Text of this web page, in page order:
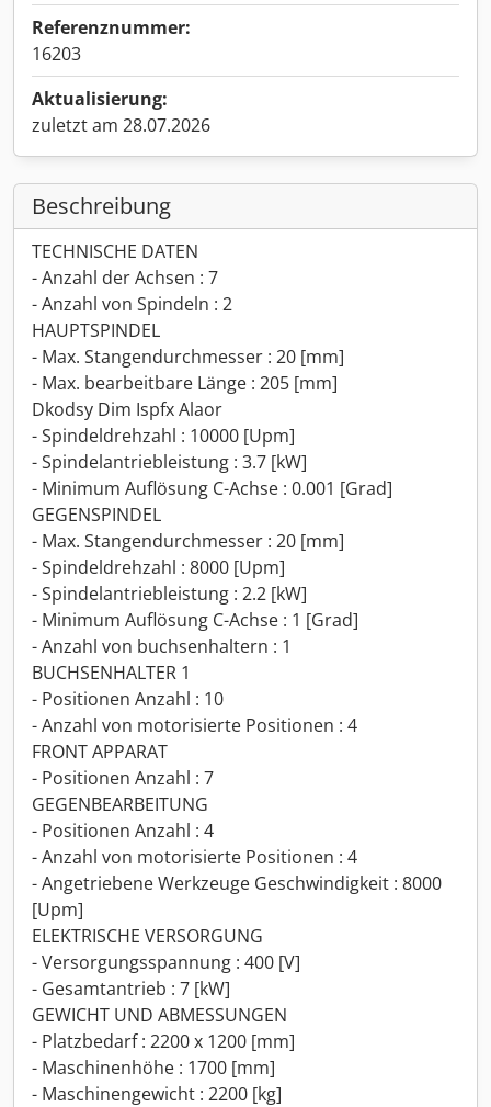
Referenznummer:
16203
Aktualisierung:
zuletzt am 28.07.2026
Beschreibung
TECHNISCHE DATEN
- Anzahl der Achsen : 7
- Anzahl von Spindeln : 2
HAUPTSPINDEL
- Max. Stangendurchmesser : 20 [mm]
- Max. bearbeitbare Länge : 205 [mm]
Dkodsy Dim Ispfx Alaor
- Spindeldrehzahl : 10000 [Upm]
- Spindelantriebleistung : 3.7 [kW]
- Minimum Auflösung C-Achse : 0.001 [Grad]
GEGENSPINDEL
- Max. Stangendurchmesser : 20 [mm]
- Spindeldrehzahl : 8000 [Upm]
- Spindelantriebleistung : 2.2 [kW]
- Minimum Auflösung C-Achse : 1 [Grad]
- Anzahl von buchsenhaltern : 1
BUCHSENHALTER 1
- Positionen Anzahl : 10
- Anzahl von motorisierte Positionen : 4
FRONT APPARAT
- Positionen Anzahl : 7
GEGENBEARBEITUNG
- Positionen Anzahl : 4
- Anzahl von motorisierte Positionen : 4
- Angetriebene Werkzeuge Geschwindigkeit : 8000
[Upm]
ELEKTRISCHE VERSORGUNG
- Versorgungsspannung : 400 [V]
- Gesamtantrieb : 7 [kW]
GEWICHT UND ABMESSUNGEN
- Platzbedarf : 2200 x 1200 [mm]
- Maschinenhöhe : 1700 [mm]
- Maschinengewicht : 2200 [kg]